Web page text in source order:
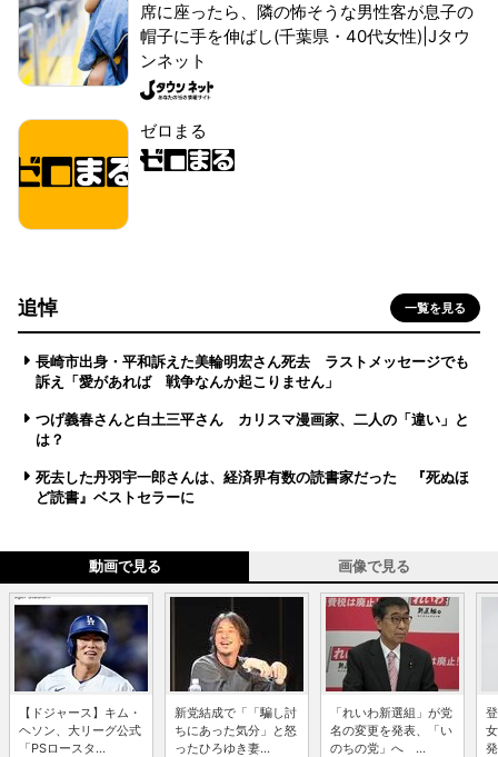
席に座ったら、隣の怖そうな男性客が息子の
帽子に手を伸ばし(千葉県・40代女性)|Jタウ
ンネット
ゼロまる
追悼 一覧を見る
長崎市出身・平和訴えた美輪明宏さん死去 ラストメッセージでも
訴え「愛があれば 戦争なんか起こりません」
つげ義春さんと白土三平さん カリスマ漫画家、二人の「違い」と
は？
死去した丹羽宇一郎さんは、経済界有数の読書家だった 『死ぬほ
ど読書』ベストセラーに
動画で見る 画像で見る
【ドジャース】キム・
ヘソン、大リーグ公式
「PSロースタ...
新党結成で「「騙し討
ちにあった気分」と怒
ったひろゆき妻...
「れいわ新選組」が党
名の変更を発表、「い
のちの党」へ ...